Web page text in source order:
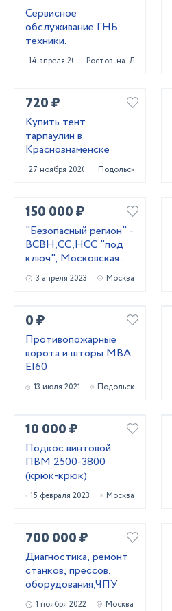
Сервисное
обслуживание ГНБ
техники.
14 апреля 2022 Ростов-на-Дону
720 ₽
Купить тент
тарпаулин в
Краснознаменске
27 ноября 2020 Подольск
150 000 ₽
"Безопасный регион" -
ВСВН,СС,НСС "под
ключ", Московская
область.
3 апреля 2023 Москва
0 ₽
Противопожарные
ворота и шторы МВА
EI60
13 июля 2021 Подольск
10 000 ₽
Подкос винтовой
ПВМ 2500-3800
(крюк-крюк)
15 февраля 2023 Москва
700 000 ₽
Диагностика, ремонт
станков, прессов,
оборудования,ЧПУ
1 ноября 2022 Москва